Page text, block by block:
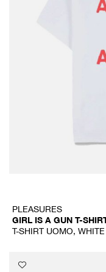
PLEASURES
GIRL IS A GUN T-
T-SHIRT UOMO, WHITE